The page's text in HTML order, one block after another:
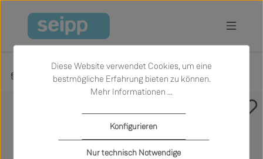
Zum Hauptinhalt springen
Produkte Wohnen Esstische
Diese Website verwendet Cookies, um eine
bestmögliche Erfahrung bieten zu können.
Mehr Informationen ...
Nur technisch Notwendige
Konfigurieren